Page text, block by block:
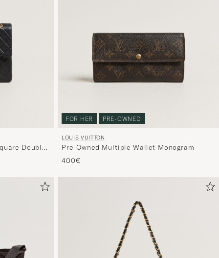
Double
FOR HER PRE-OWNED
LOUIS VUITTON
Pre-Owned Multiple Wallet Monogram
400€